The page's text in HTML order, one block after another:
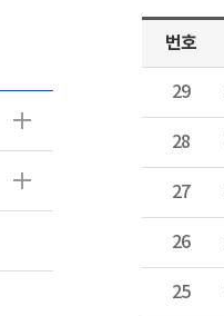
번호
29
28
27
26
25